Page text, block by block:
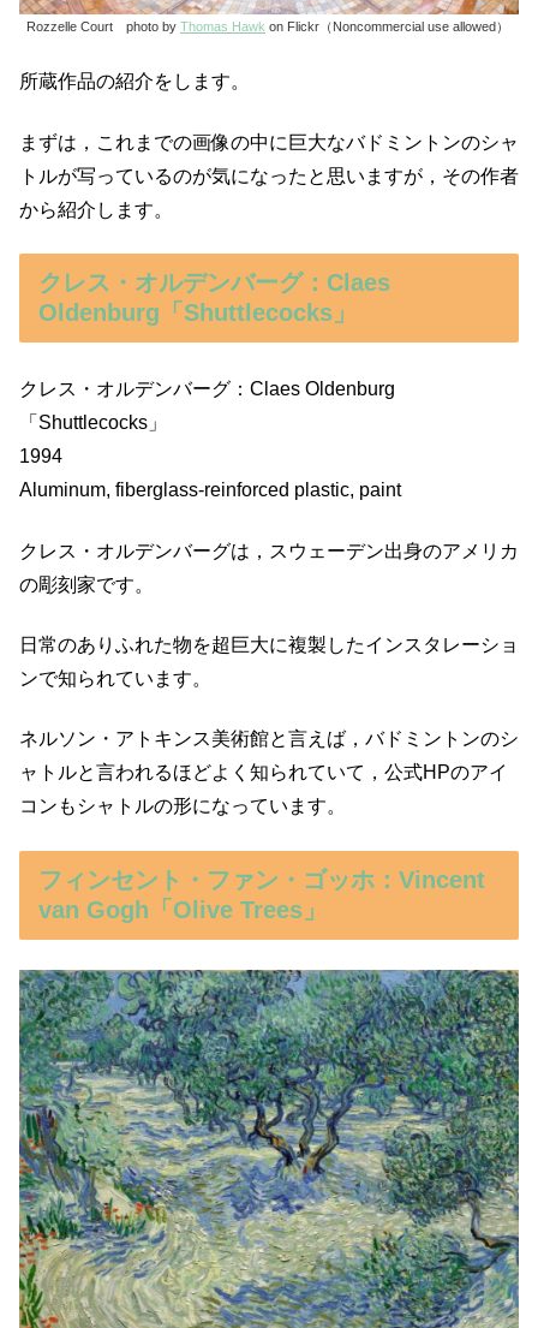
Rozzelle Court photo by Thomas Hawk on Flickr（Noncommercial use allowed）
所蔵作品の紹介をします。
まずは，これまでの画像の中に巨大なバドミントンのシャ
トルが写っているのが気になったと思いますが，その作者
から紹介します。
クレス・オルデンバーグ：Claes
Oldenburg「Shuttlecocks」
クレス・オルデンバーグ：Claes Oldenburg
「Shuttlecocks」
1994
Aluminum, fiberglass-reinforced plastic, paint
クレス・オルデンバーグは，スウェーデン出身のアメリカ
の彫刻家です。
日常のありふれた物を超巨大に複製したインスタレーショ
ンで知られています。
ネルソン・アトキンス美術館と言えば，バドミントンのシ
ャトルと言われるほどよく知られていて，公式HPのアイ
コンもシャトルの形になっています。
フィンセント・ファン・ゴッホ：Vincent
van Gogh「Olive Trees」